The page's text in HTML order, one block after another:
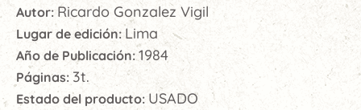
Autor: Ricardo Gonzalez Vigil
Lugar de edición: Lima
Año de Publicación:1984
Páginas: 3t.
Estado del producto: USADO